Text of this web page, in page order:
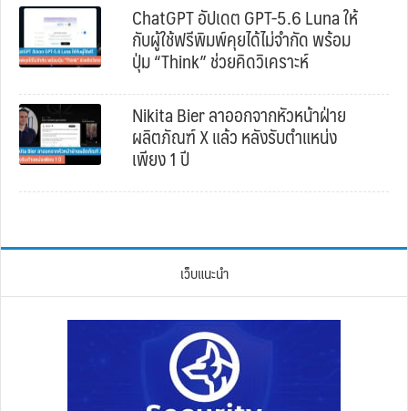
ChatGPT อัปเดต GPT-5.6 Luna ให้
กับผู้ใช้ฟรีพิมพ์คุยได้ไม่จำกัด พร้อม
ปุ่ม “Think” ช่วยคิดวิเคราะห์
Nikita Bier ลาออกจากหัวหน้าฝ่าย
ผลิตภัณฑ์ X แล้ว หลังรับตำแหน่ง
เพียง 1 ปี
เว็บแนะนำ